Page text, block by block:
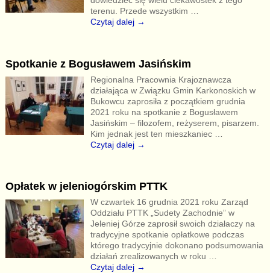
terenu. Przede wszystkim …
Czytaj dalej →
Spotkanie z Bogusławem Jasińskim
Regionalna Pracownia Krajoznawcza
działająca w Związku Gmin Karkonoskich w
Bukowcu zaprosiła z początkiem grudnia
2021 roku na spotkanie z Bogusławem
Jasińskim – filozofem, reżyserem, pisarzem.
Kim jednak jest ten mieszkaniec
Czytaj dalej →
Opłatek w jeleniogórskim PTTK
W czwartek 16 grudnia 2021 roku Zarząd
Oddziału PTTK „Sudety Zachodnie” w
Jeleniej Górze zaprosił swoich działaczy na
tradycyjne spotkanie opłatkowe podczas
którego tradycyjnie dokonano podsumowania
działań zrealizowanych w roku
Czytaj dalej →